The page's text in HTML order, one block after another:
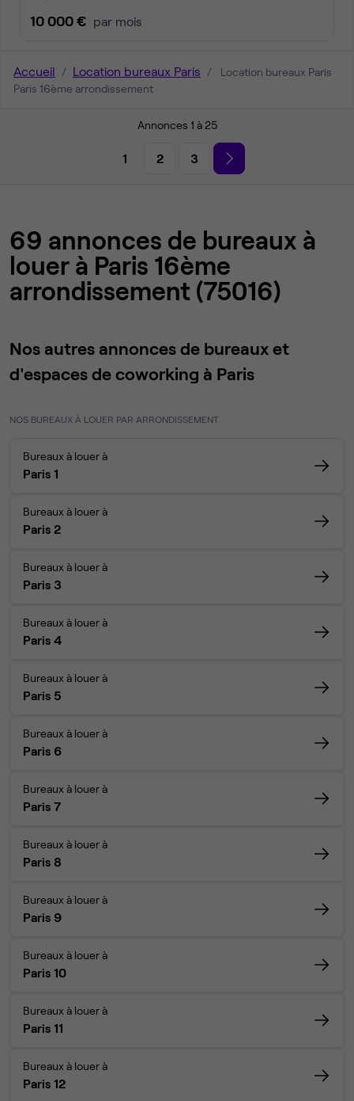
10 000 € par mois
Accueil Location bureaux Paris
Location bureaux Paris
Paris 16ème arrondissement
Annonces 1 à 25
1 2 3
69 annonces de bureaux à
louer à Paris 16ème
arrondissement (75016)
Nos autres annonces de bureaux et
d'espaces de coworking à Paris
NOS BUREAUX À LOUER PAR ARRONDISSEMENT
Bureaux à louer à
Paris 1
Bureaux à louer à
Paris 2
Bureaux à louer à
Paris 3
Bureaux à louer à
Paris 4
Bureaux à louer à
Paris 5
Bureaux à louer à
Paris 6
Bureaux à louer à
Paris 7
Bureaux à louer à
Paris 8
Bureaux à louer à
Paris 9
Bureaux à louer à
Paris 10
Bureaux à louer à
Paris 11
Bureaux à louer à
Paris 12